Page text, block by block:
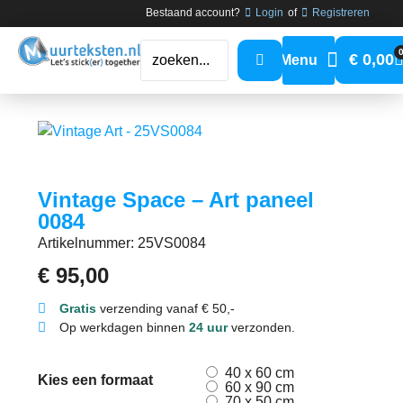
Bestaand account? Login of Registreren
€ 0,00
Vintage Space – Art paneel
0084
Artikelnummer: 25VS0084
€ 95,00
Gratisverzending vanaf € 50,-
Op werkdagen binnen 24 uurverzonden.
Kies een formaat
40 x 60 cm
60 x 90 cm